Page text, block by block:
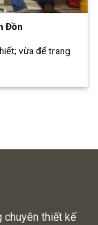
Đồn
vừa để trang
chuyên thiết kế